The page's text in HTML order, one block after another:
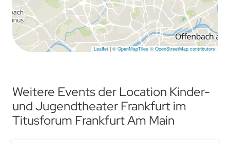
Leaflet | © OpenMapTiles © OpenStreetMap contributors
Weitere Events der Location Kinder-
und Jugendtheater Frankfurt im
Titusforum Frankfurt Am Main